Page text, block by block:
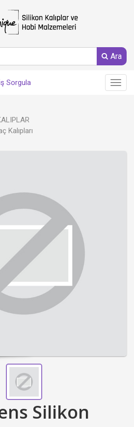
Ara
Sorgula
Main
Menu
Kalıpları
Silikon